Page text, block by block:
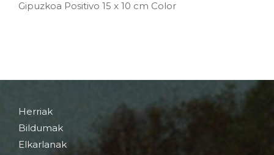
Gipuzkoa Positivo 15 x 10 cm Color
Herriak
Bildumak
Elkarlanak